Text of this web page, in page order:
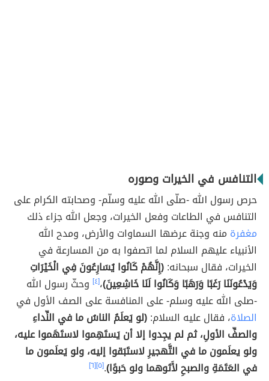
التنافس في الخيرات وصوره
حرص رسول الله -صلّى الله عليه وسلّم- وصحابته الكرام على
التنافس في الطاعات وفعل الخيرات، وجعل الله جزاء ذلك
مغفرة منه وجنة عرضها السماوات والأرض، ومدح الله
الأنبياء عليهم السلام لما اتصفوا به من المسارعة في
الخيرات، فقال سبحانه:(إِنَّهُمْ كَانُوا يُسَارِعُونَ فِي الْخَيْرَاتِ
وَيَدْعُونَنَا رَغَبًا وَرَهَبًا وَكَانُوا لَنَا خَاشِعِينَ)،[٤]
وحثّ رسول الله
-صلى الله عليه وسلم- على المنافسة على الصف الأول في
الصلاة، فقال عليه السلام:(لو يَعلَمُ الناسُ ما في النِّداءِ
والصفِّ الأولِ، ثم لم يجِدوا إلا أن يَستَهِموا لاستَهَموا عليه،
ولو يعلَمون ما في التَّهجيرِ لاستَبَقوا إليه، ولو يَعلَمون ما
في العَتَمَةِ والصبحِ لأَتَوهما ولو حَبوًا).[٥] [٦]